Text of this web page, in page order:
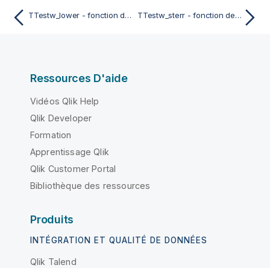
TTestw_lower - fonction de script et fonction de graphique TTestw_sterr - fonction de script et fonction de graphique
Ressources D'aide
Vidéos Qlik Help
Qlik Developer
Formation
Apprentissage Qlik
Qlik Customer Portal
Bibliothèque des ressources
Produits
INTÉGRATION ET QUALITÉ DE DONNÉES
Qlik Talend